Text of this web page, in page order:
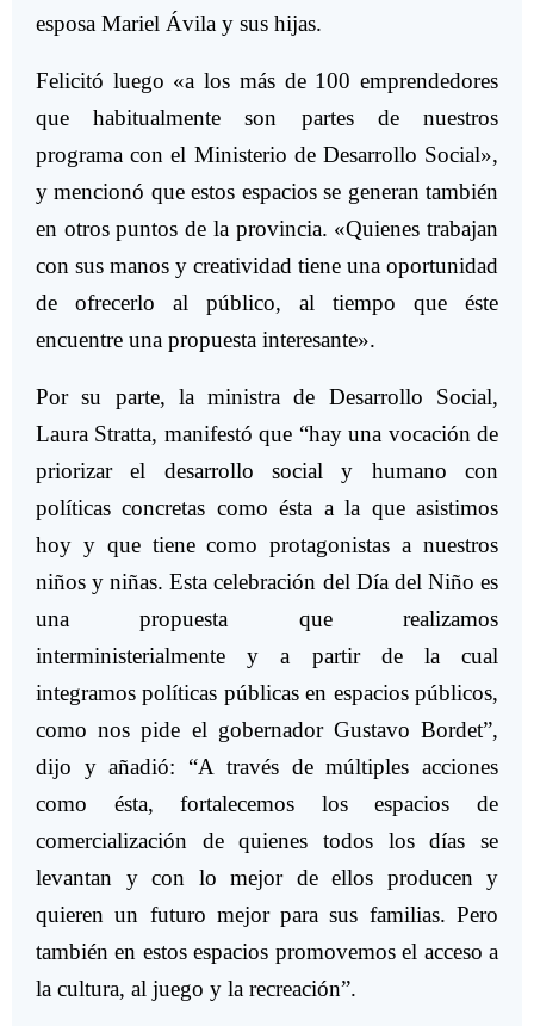
esposa Mariel Ávila y sus hijas.
Felicitó luego «a los más de 100 emprendedores
que habitualmente son partes de nuestros
programa con el Ministerio de Desarrollo Social»,
y mencionó que estos espacios se generan también
en otros puntos de la provincia. «Quienes trabajan
con sus manos y creatividad tiene una oportunidad
de ofrecerlo al público, al tiempo que éste
encuentre una propuesta interesante».
Por su parte, la ministra de Desarrollo Social,
Laura Stratta, manifestó que “hay una vocación de
priorizar el desarrollo social y humano con
políticas concretas como ésta a la que asistimos
hoy y que tiene como protagonistas a nuestros
niños y niñas. Esta celebración del Día del Niño es
una propuesta que realizamos
interministerialmente y a partir de la cual
integramos políticas públicas en espacios públicos,
como nos pide el gobernador Gustavo Bordet”,
dijo y añadió: “A través de múltiples acciones
como ésta, fortalecemos los espacios de
comercialización de quienes todos los días se
levantan y con lo mejor de ellos producen y
quieren un futuro mejor para sus familias. Pero
también en estos espacios promovemos el acceso a
la cultura, al juego y la recreación”.